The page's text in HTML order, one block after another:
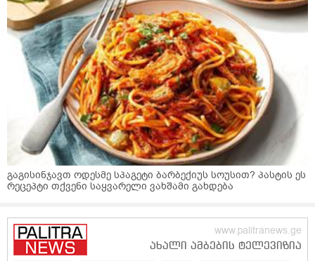
გაგისინჯავთ ოდესმე სპაგეტი ბარბექიუს სოუსით? პასტის ეს
რეცეპტი თქვენი საყვარელი ვახშამი გახდება